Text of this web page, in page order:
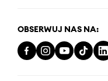
OBSERWUJ NAS NA: